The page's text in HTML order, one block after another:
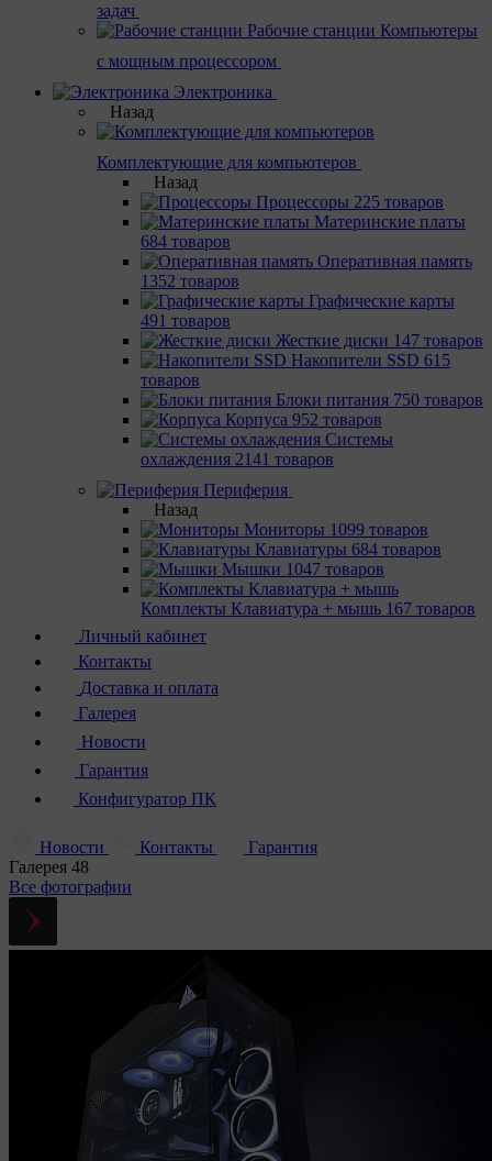
задач
Рабочие станции Компьютеры
с мощным процессором
Электроника
Назад
Комплектующие для компьютеров
Назад
Процессоры 225 товаров
Материнcкие платы
684 товаров
Оперативная память
1352 товаров
Графические карты
491 товаров
Жесткие диски 147 товаров
Накопители SSD 615
товаров
Блоки питания 750 товаров
Корпуса 952 товаров
Системы
охлаждения 2141 товаров
Периферия
Назад
Мониторы 1099 товаров
Клавиатуры 684 товаров
Мышки 1047 товаров
Комплекты Клавиатура + мышь 167 товаров
Личный кабинет
Контакты
Доставка и оплата
Галерея
Новости
Гарантия
Конфигуратор ПК
Новости Контакты
Гарантия
Галерея 48
Все фотографии